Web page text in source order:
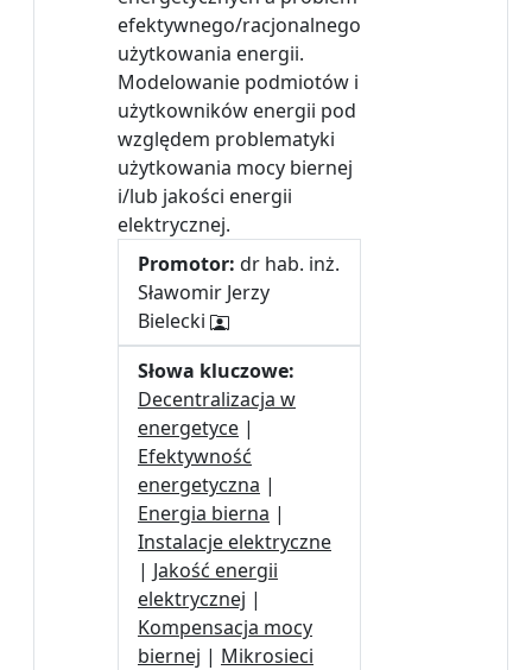
efektywnego/racjonalnego
użytkowania energii.
Modelowanie podmiotów i
użytkowników energii pod
względem problematyki
użytkowania mocy biernej
i/lub jakości energii
elektrycznej.
Promotor: dr hab. inż.
Sławomir Jerzy
Bielecki
Słowa kluczowe:
Decentralizacja w
energetyce |
Efektywność
energetyczna |
Energia bierna |
Instalacje elektryczne
| Jakość energii
elektrycznej |
Kompensacja mocy
biernej | Mikrosieci